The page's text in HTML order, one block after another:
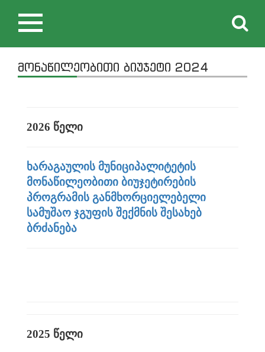
Toggle
navigation
მონაწილეობითი ბიუჯეტი 2024
2026 წელი
ხარაგაულის მუნიციპალიტეტის
მონაწილეობითი ბიუჯეტირების
პროგრამის განმხორციელებელი
სამუშაო ჯგუფის შექმნის შესახებ
ბრძანება
2025 წელი